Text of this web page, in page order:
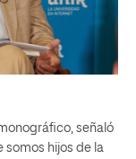
señaló
somos hijos de la